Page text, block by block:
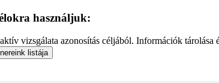
használjuk:
vizsgálata azonosítás céljából. Információk
listája